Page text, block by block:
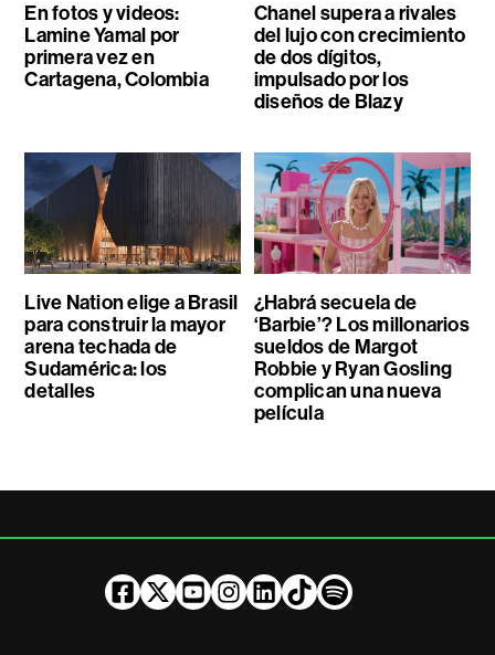
En fotos y videos:
Lamine Yamal por
primera vez en
Cartagena, Colombia
Chanel supera a rivales
del lujo con crecimiento
de dos dígitos,
impulsado por los
diseños de Blazy
Live Nation elige a Brasil
para construir la mayor
arena techada de
Sudamérica: los
detalles
¿Habrá secuela de
‘Barbie’? Los millonarios
sueldos de Margot
Robbie y Ryan Gosling
complican una nueva
película